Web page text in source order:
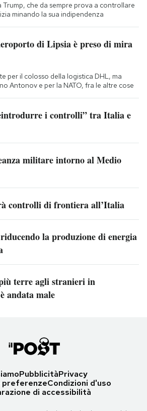
che da sempre prova a controllare
minando la sua indipendenza
di Lipsia è preso di mira
per il colosso della logistica DHL, ma
Antonov e per la NATO, fra le altre cose
i controlli” tra Italia e
militare intorno al Medio
controlli di frontiera all’Italia
la produzione di energia
terre agli stranieri in
andata male
PubblicitàPrivacy
preferenzeCondizioni d'uso
di accessibilità